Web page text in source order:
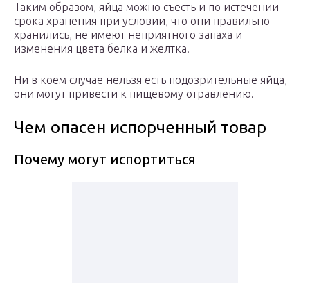
Таким образом, яйца можно съесть и по истечении
срока хранения при условии, что они правильно
хранились, не имеют неприятного запаха и
изменения цвета белка и желтка.
Ни в коем случае нельзя есть подозрительные яйца,
они могут привести к пищевому отравлению.
Чем опасен испорченный товар
Почему могут испортиться